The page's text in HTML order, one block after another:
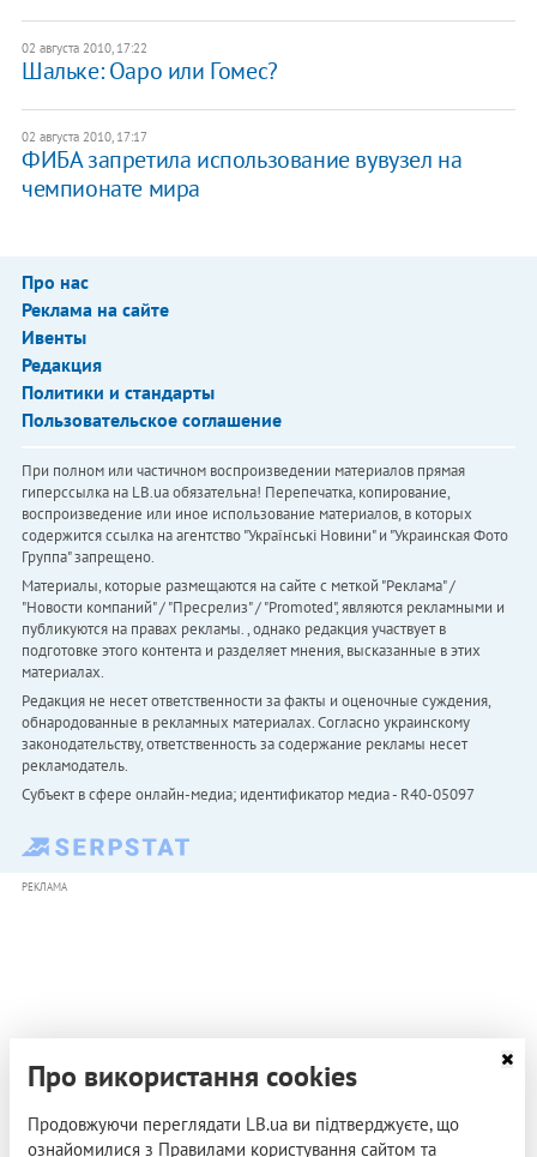
02 августа 2010, 17:22
Шальке: Оаро или Гомес?
02 августа 2010, 17:17
ФИБА запретила использование вувузел на
чемпионате мира
Про нас
Реклама на сайте
Ивенты
Редакция
Политики и стандарты
Пользовательское соглашение
При полном или частичном воспроизведении материалов прямая
гиперссылка на LB.ua обязательна! Перепечатка, копирование,
воспроизведение или иное использование материалов, в которых
содержится ссылка на агентство "Українськi Новини" и "Украинская Фото
Группа" запрещено.
Материалы, которые размещаются на сайте с меткой "Реклама" /
"Новости компаний" / "Пресрелиз" / "Promoted", являются рекламными и
публикуются на правах рекламы. , однако редакция участвует в
подготовке этого контента и разделяет мнения, высказанные в этих
материалах.
Редакция не несет ответственности за факты и оценочные суждения,
обнародованные в рекламных материалах. Согласно украинскому
законодательству, ответственность за содержание рекламы несет
рекламодатель.
Субъект в сфере онлайн-медиа; идентификатор медиа - R40-05097
РЕКЛАМА
Про використання cookies
Продовжуючи переглядати LB.ua ви підтверджуєте, що
ознайомилися з Правилами користування сайтом та